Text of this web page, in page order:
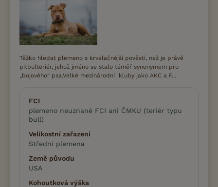
Těžko hledat plemeno s krvelačnější pověstí, než je právě
pitbulteriér, jehož jméno se stalo téměř synonymem pro
„bojového“ psa.Velké mezinárodní kluby jako AKC a F...
FCI
plemeno neuznané FCI ani ČMKU (teriér typu
bull)
Velikostní zařazení
Střední plemena
Země původu
USA
Kohoutková výška